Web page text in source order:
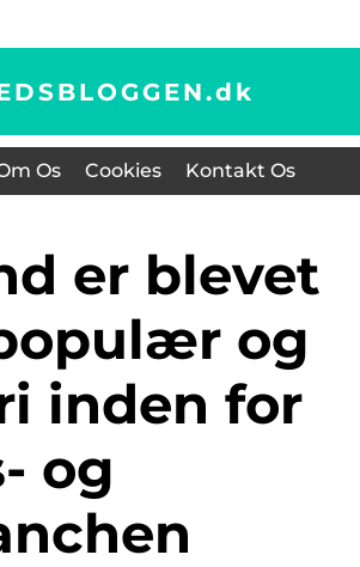
dk
Os Cookies Kontakt Os
og
inden for
og